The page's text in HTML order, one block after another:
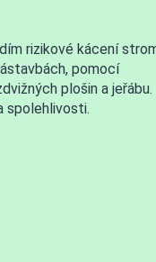
rizikové kácení
pomocí
plošin a jeřábu.
spolehlivosti.